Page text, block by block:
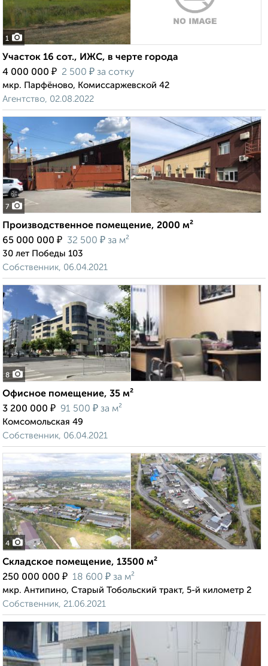
1
Участок 16 сот., ИЖС, в черте города
4 000 000 ₽ 2 500 ₽ за сотку
мкр. Парфёново, Комиссаржевской 42
Агентство, 02.08.2022
7
Производственное помещение, 2000 м²
65 000 000 ₽ 32 500 ₽ за м²
30 лет Победы 103
Собственник, 06.04.2021
8
Офисное помещение, 35 м²
3 200 000 ₽ 91 500 ₽ за м²
Комсомольская 49
Собственник, 06.04.2021
4
Складское помещение, 13500 м²
250 000 000 ₽ 18 600 ₽ за м²
мкр. Антипино, Старый Тобольский тракт, 5-й километр 2
Собственник, 21.06.2021